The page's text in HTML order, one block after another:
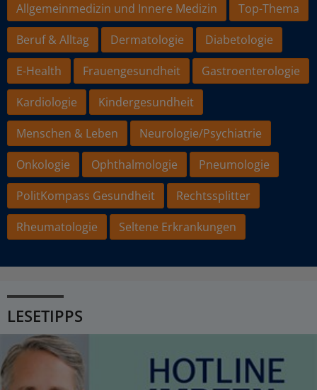
Allgemeinmedizin und Innere Medizin
Top-Thema
Beruf & Alltag
Dermatologie
Diabetologie
E-Health
Frauengesundheit
Gastroenterologie
Kardiologie
Kindergesundheit
Menschen & Leben
Neurologie/Psychiatrie
Onkologie
Ophthalmologie
Pneumologie
PolitKompass Gesundheit
Rechtssplitter
Rheumatologie
Seltene Erkrankungen
LESETIPPS